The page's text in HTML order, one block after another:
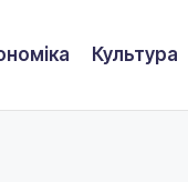
Культура